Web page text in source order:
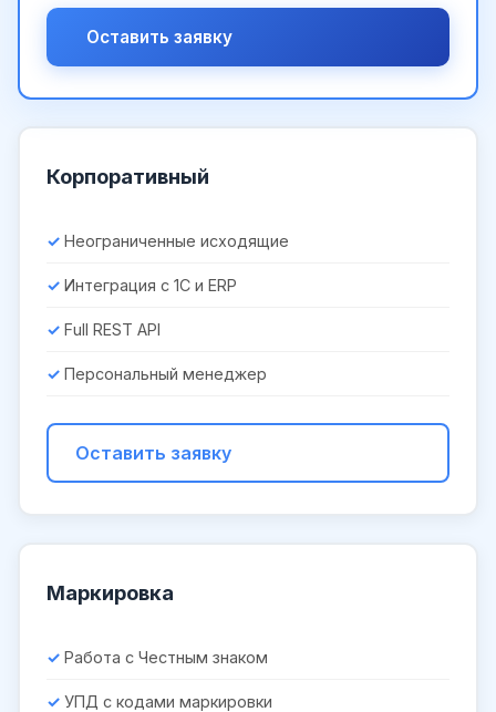
Оставить заявку
Корпоративный
Неограниченные исходящие
Интеграция с 1С и ERP
Full REST API
Персональный менеджер
Оставить заявку
Маркировка
Работа с Честным знаком
УПД с кодами маркировки